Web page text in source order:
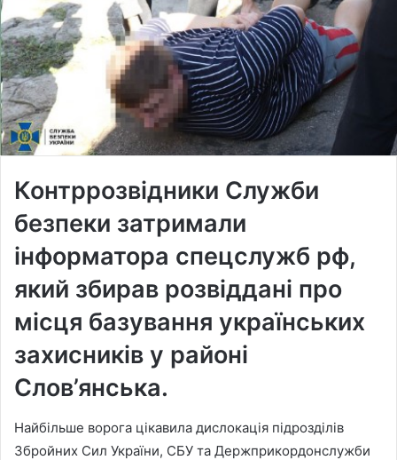
Контррозвідники Служби
безпеки затримали
інформатора спецслужб рф,
який збирав розвіддані про
місця базування українських
захисників у районі
Слов’янська.
Найбільше ворога цікавила дислокація підрозділів
Збройних Сил України, СБУ та Держприкордонслужби